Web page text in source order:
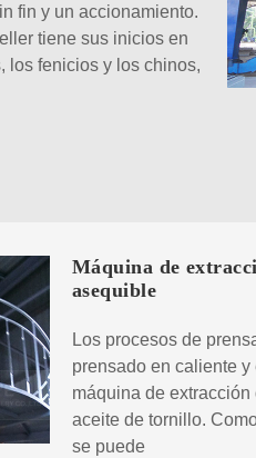
fin y un accionamiento.
tiene sus inicios en
los fenicios y los chinos,
Máquina de
asequible
Los procesos de
prensado en caliente
máquina de
aceite de tornillo.
se puede